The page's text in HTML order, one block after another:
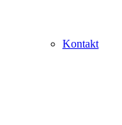
Kontakt